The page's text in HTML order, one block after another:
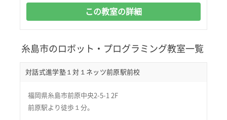
この教室の詳細
糸島市のロボット・プログラミング教室一覧
対話式進学塾１対１ネッツ前原駅前校
福岡県糸島市前原中央2-5-1 2F
前原駅より徒歩１分。